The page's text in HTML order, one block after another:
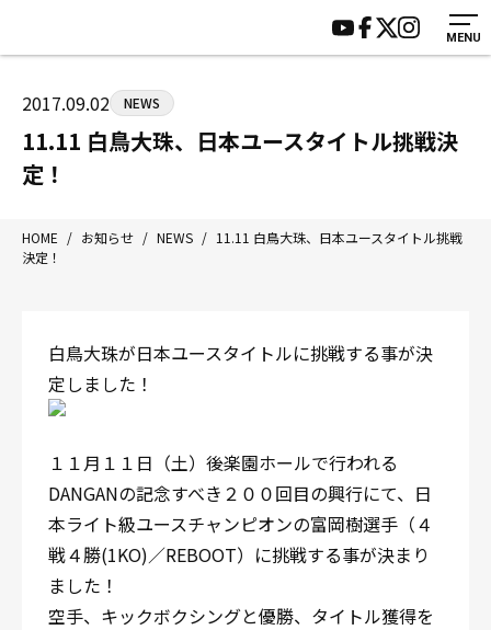
MENU
〒192-0072 東京都八王子市南町3-8 第2原嶋ビル1F
HOME
ジムについて
トレーニング
入会案内
施設紹介
会員様の声
サポーター募集
2017.09.02 NEWS
11.11 白鳥大珠、日本ユースタイトル挑戦決
定！
HOME / お知らせ / NEWS / 11.11 白鳥大珠、日本ユースタイトル挑戦
決定！
白鳥大珠が日本ユースタイトルに挑戦する事が決
定しました！
１１月１１日（土）後楽園ホールで行われる
DANGANの記念すべき２００回目の興行にて、日
本ライト級ユースチャンピオンの富岡樹選手（４
戦４勝(1KO)／REBOOT）に挑戦する事が決まり
ました！
空手、キックボクシングと優勝、タイトル獲得を